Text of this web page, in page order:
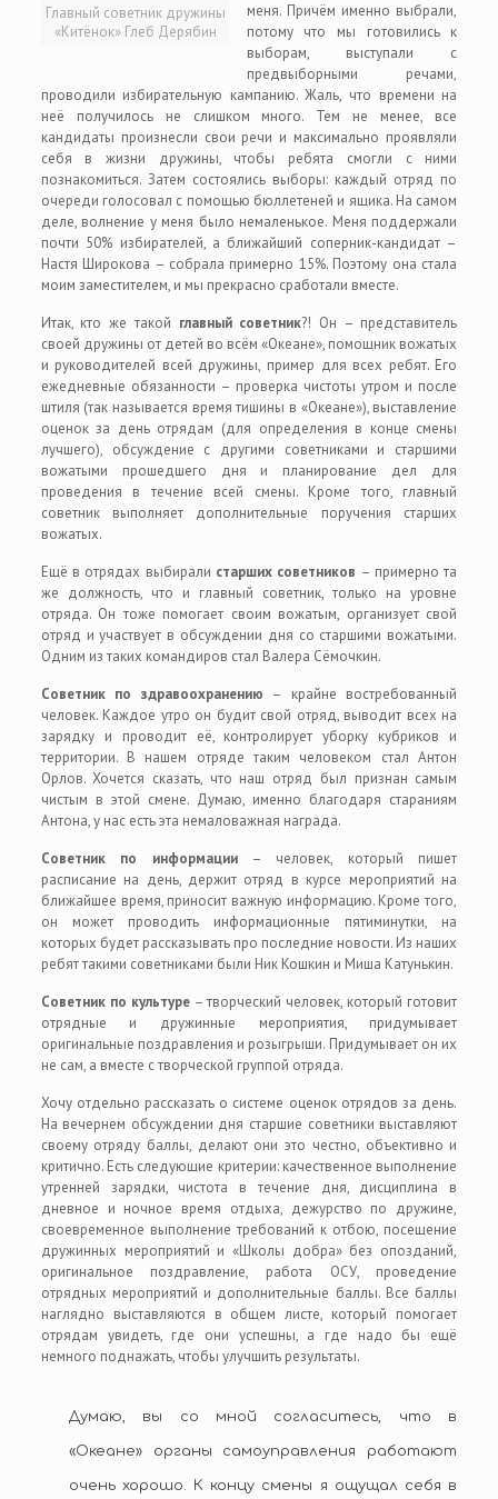
Главный советник дружины
«Китёнок» Глеб Дерябин
меня. Причём именно выбрали,
потому что мы готовились к
выборам, выступали с
предвыборными речами,
проводили избирательную кампанию. Жаль, что времени на
неё получилось не слишком много. Тем не менее, все
кандидаты произнесли свои речи и максимально проявляли
себя в жизни дружины, чтобы ребята смогли с ними
познакомиться. Затем состоялись выборы: каждый отряд по
очереди голосовал с помощью бюллетеней и ящика. На самом
деле, волнение у меня было немаленькое. Меня поддержали
почти 50% избирателей, а ближайший соперник-кандидат –
Настя Широкова – собрала примерно 15%. Поэтому она стала
моим заместителем, и мы прекрасно сработали вместе.
Итак, кто же такой главный советник?! Он – представитель
своей дружины от детей во всём «Океане», помощник вожатых
и руководителей всей дружины, пример для всех ребят. Его
ежедневные обязанности – проверка чистоты утром и после
штиля (так называется время тишины в «Океане»), выставление
оценок за день отрядам (для определения в конце смены
лучшего), обсуждение с другими советниками и старшими
вожатыми прошедшего дня и планирование дел для
проведения в течение всей смены. Кроме того, главный
советник выполняет дополнительные поручения старших
вожатых.
Ещё в отрядах выбирали старших советников – примерно та
же должность, что и главный советник, только на уровне
отряда. Он тоже помогает своим вожатым, организует свой
отряд и участвует в обсуждении дня со старшими вожатыми.
Одним из таких командиров стал Валера Сёмочкин.
Советник по здравоохранению – крайне востребованный
человек. Каждое утро он будит свой отряд, выводит всех на
зарядку и проводит её, контролирует уборку кубриков и
территории. В нашем отряде таким человеком стал Антон
Орлов. Хочется сказать, что наш отряд был признан самым
чистым в этой смене. Думаю, именно благодаря стараниям
Антона, у нас есть эта немаловажная награда.
Советник по информации– человек, который пишет
расписание на день, держит отряд в курсе мероприятий на
ближайшее время, приносит важную информацию. Кроме того,
он может проводить информационные пятиминутки, на
которых будет рассказывать про последние новости. Из наших
ребят такими советниками были Ник Кошкин и Миша Катунькин.
Советник по культуре– творческий человек, который готовит
отрядные и дружинные мероприятия, придумывает
оригинальные поздравления и розыгрыши. Придумывает он их
не сам, а вместе с творческой группой отряда.
Хочу отдельно рассказать о системе оценок отрядов за день.
На вечернем обсуждении дня старшие советники выставляют
своему отряду баллы, делают они это честно, объективно и
критично. Есть следующие критерии: качественное выполнение
утренней зарядки, чистота в течение дня, дисциплина в
дневное и ночное время отдыха, дежурство по дружине,
своевременное выполнение требований к отбою, посещение
дружинных мероприятий и «Школы добра» без опозданий,
оригинальное поздравление, работа ОСУ, проведение
отрядных мероприятий и дополнительные баллы. Все баллы
наглядно выставляются в общем листе, который помогает
отрядам увидеть, где они успешны, а где надо бы ещё
немного поднажать, чтобы улучшить результаты.
Думаю, вы со мной согласитесь, что в
«Океане» органы самоуправления работают
очень хорошо. К концу смены я ощущал себя в